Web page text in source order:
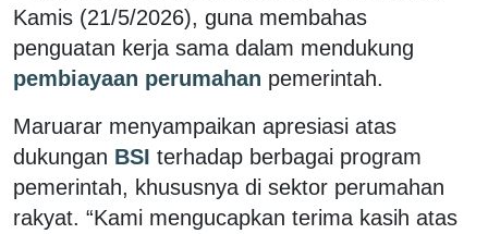
Kamis (21/5/2026), guna membahas
penguatan kerja sama dalam mendukung
pembiayaan perumahan pemerintah.
Maruarar menyampaikan apresiasi atas
dukungan BSI terhadap berbagai program
pemerintah, khususnya di sektor perumahan
rakyat. “Kami mengucapkan terima kasih atas